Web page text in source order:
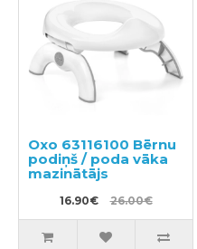
Oxo 63116100 Bērnu
podiņš / poda vāka
mazinātājs
16.90€ 26.00€